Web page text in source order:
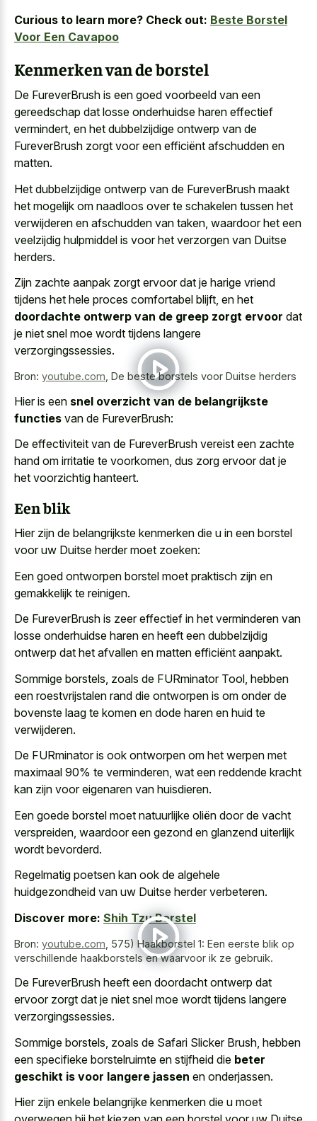
Curious to learn more? Check out: Beste Borstel
Voor Een Cavapoo
Kenmerken van de borstel
De FureverBrush is een goed voorbeeld van een
gereedschap dat losse onderhuidse haren effectief
vermindert, en het dubbelzijdige ontwerp van de
FureverBrush zorgt voor een efficiënt afschudden en
matten.
Het dubbelzijdige ontwerp van de FureverBrush maakt
het mogelijk om naadloos over te schakelen tussen het
verwijderen en afschudden van taken, waardoor het een
veelzijdig hulpmiddel is voor het verzorgen van Duitse
herders.
Zijn zachte aanpak zorgt ervoor dat je harige vriend
tijdens het hele proces comfortabel blijft, en het
doordachte ontwerp van de greep zorgt ervoor dat
je niet snel moe wordt tijdens langere
verzorgingssessies.
Bron: youtube.com De beste borstels voor Duitse herders
Hier is een snel overzicht van de belangrijkste
functies van de FureverBrush:
De effectiviteit van de FureverBrush vereist een zachte
hand om irritatie te voorkomen, dus zorg ervoor dat je
het voorzichtig hanteert.
Een blik
Hier zijn de belangrijkste kenmerken die u in een borstel
voor uw Duitse herder moet zoeken:
Een goed ontworpen borstel moet praktisch zijn en
gemakkelijk te reinigen.
De FureverBrush is zeer effectief in het verminderen van
losse onderhuidse haren en heeft een dubbelzijdig
ontwerp dat het afvallen en matten efficiënt aanpakt.
Sommige borstels, zoals de FURminator Tool, hebben
een roestvrijstalen rand die ontworpen is om onder de
bovenste laag te komen en dode haren en huid te
verwijderen.
De FURminator is ook ontworpen om het werpen met
maximaal 90% te verminderen, wat een reddende kracht
kan zijn voor eigenaren van huisdieren.
Een goede borstel moet natuurlijke oliën door de vacht
verspreiden, waardoor een gezond en glanzend uiterlijk
wordt bevorderd.
Regelmatig poetsen kan ook de algehele
huidgezondheid van uw Duitse herder verbeteren.
Discover more: Shih Tzu Borstel
Bron: youtube.com 575) Haakborstel 1: Een eerste blik op
verschillende haakborstels en waarvoor ik ze gebruik.
De FureverBrush heeft een doordacht ontwerp dat
ervoor zorgt dat je niet snel moe wordt tijdens langere
verzorgingssessies.
Sommige borstels, zoals de Safari Slicker Brush, hebben
een specifieke borstelruimte en stijfheid die beter
geschikt is voor langere jassen en onderjassen.
Hier zijn enkele belangrijke kenmerken die u moet